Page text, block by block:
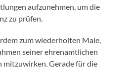
aufzunehmen, um die
zu prüfen.
zum wiederholten Male,
seiner ehrenamtlichen
Gerade für die